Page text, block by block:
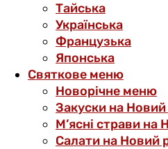
Тайська
Українська
Французька
Японська
Святкове меню
Новорічне меню
Закуски на Новий
М’ясні страви на
Салати на Новий